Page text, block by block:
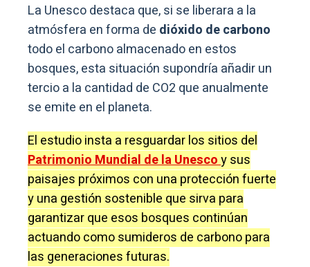
La Unesco destaca que, si se liberara a la
atmósfera en forma de dióxido de carbono
todo el carbono almacenado en estos
bosques, esta situación supondría añadir un
tercio a la cantidad de CO2 que anualmente
se emite en el planeta.
El estudio insta a resguardar los sitios del
Patrimonio Mundial de la Unescoy sus
paisajes próximos con una protección fuerte
y una gestión sostenible que sirva para
garantizar que esos bosques continúan
actuando como sumideros de carbono para
las generaciones futuras.